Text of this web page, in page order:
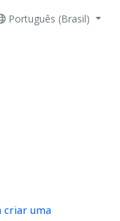
Português (Brasil)
criar uma